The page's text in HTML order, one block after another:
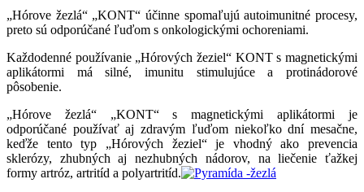
„Hórove žezlá“ „KONT“ účinne spomaľujú autoimunitné procesy,
preto sú odporúčané ľuďom s onkologickými ochoreniami.
Každodenné používanie „Hórových žeziel“ KONT s magnetickými
aplikátormi má silné, imunitu stimulujúce a protinádorové
pôsobenie.
„Hórove žezlá“ „KONT“ s magnetickými aplikátormi je
odporúčané používať aj zdravým ľuďom niekoľko dní mesačne,
keďže tento typ „Hórových žeziel“ je vhodný ako prevencia
sklerózy, zhubných aj nezhubných nádorov, na liečenie ťažkej
formy artróz, artritíd a polyartritíd.